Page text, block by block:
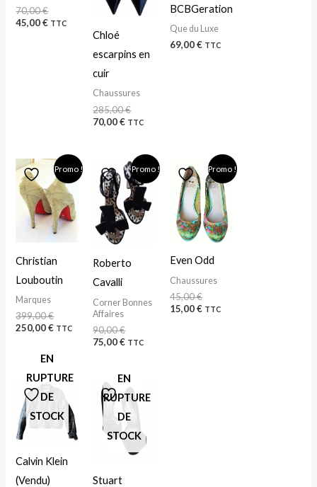
70,00€
45,00€ TTC
Chloé
escarpins en
cuir
Chaussures
285,00€
70,00€ TTC
BCBGeration
Que du Luxe
69,00€ TTC
Promo !
Christian
Louboutin
Marques
399,00€
Le
prix
initial
était :
399,00 €.
250,00€
Le
prix
actuel
est :
250,00 €.
TTC
Promo !
Roberto
Cavalli
Corner Bonnes
Affaires
90,00€
Le
prix
initial
était :
90,00 €.
75,00€
Le
prix
actuel
est :
75,00 €.
TTC
Promo !
Even Odd
Chaussures
45,00€
Le
prix
initial
était :
45,00 €.
15,00€
Le
prix
actuel
est :
15,00 €.
TTC
EN
RUPTURE
DE
STOCK
Calvin Klein
(Vendu)
EN
RUPTURE
DE
STOCK
Stuart